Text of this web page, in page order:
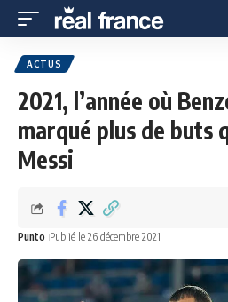
ACTUS
2021, l’année où
marqué plus de buts
Messi
Punto Publié le 26 décembre 2021